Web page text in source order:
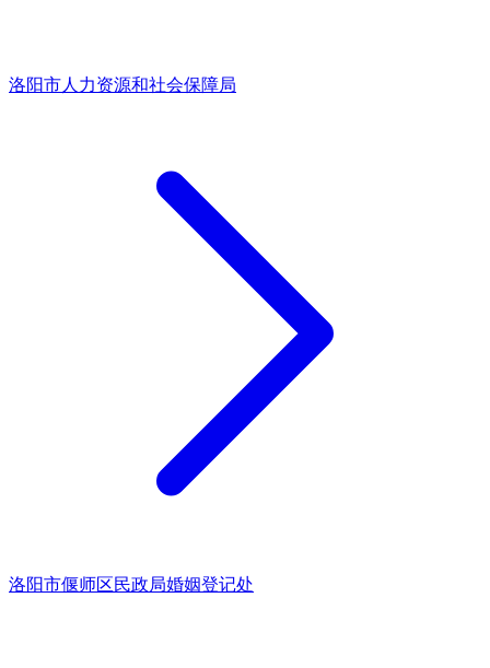
洛阳市人力资源和社会保障局
洛阳市偃师区民政局婚姻登记处